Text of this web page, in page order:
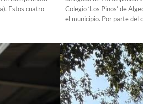
Estos cuatro
Colegio ‘Los Pinos’ de
el municipio. Por parte del